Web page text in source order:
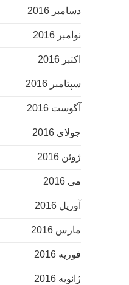
دسامبر 2016
نوامبر 2016
اکتبر 2016
سپتامبر 2016
آگوست 2016
جولای 2016
ژوئن 2016
می 2016
آوریل 2016
مارس 2016
فوریه 2016
ژانویه 2016